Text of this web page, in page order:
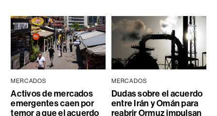
MERCADOS
Activos de mercados
emergentes caen por
temor a que el acuerdo
MERCADOS
Dudas sobre el acuerdo
entre Irán y Omán para
reabrir Ormuz impulsan